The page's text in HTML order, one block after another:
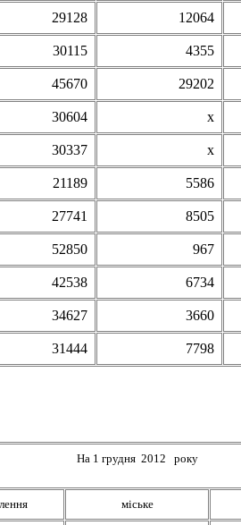
29128 12064
30115 4355
45670 29202
30604 х
30337 х
21189 5586
27741 8505
52850 967
42538 6734
34627 3660
31444 7798
На 1 грудня 2012 року
міське